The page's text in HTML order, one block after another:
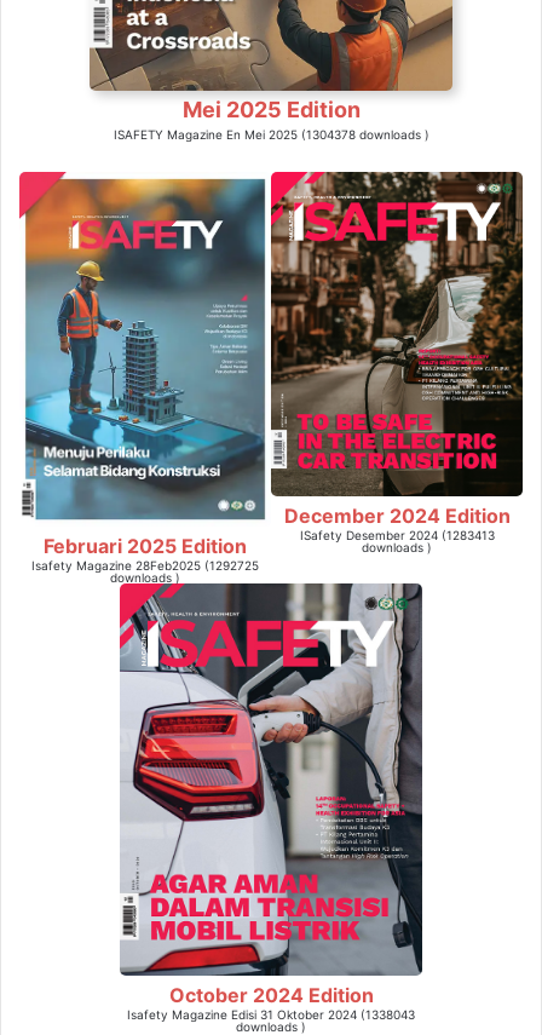
Mei 2025 Edition
ISAFETY Magazine En Mei 2025 (1304378 downloads )
Februari 2025 Edition
Isafety Magazine 28Feb2025 (1292725
downloads )
December 2024 Edition
ISafety Desember 2024 (1283413
downloads )
October 2024 Edition
Isafety Magazine Edisi 31 Oktober 2024 (1338043
downloads )